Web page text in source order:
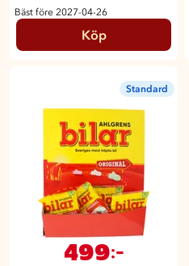
Bäst före 2027-04-26
Köp
Standard
499:-